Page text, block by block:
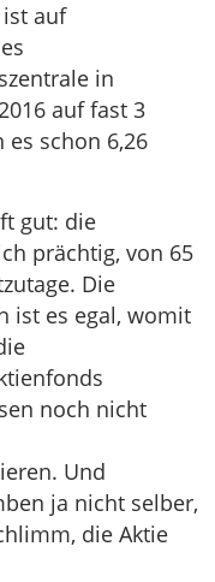
auf
in
auf fast 3
es schon 6,26
gut: die
prächtig, von 65
Die
ist es egal, womit
noch nicht
Und
ja nicht selber,
die Aktie